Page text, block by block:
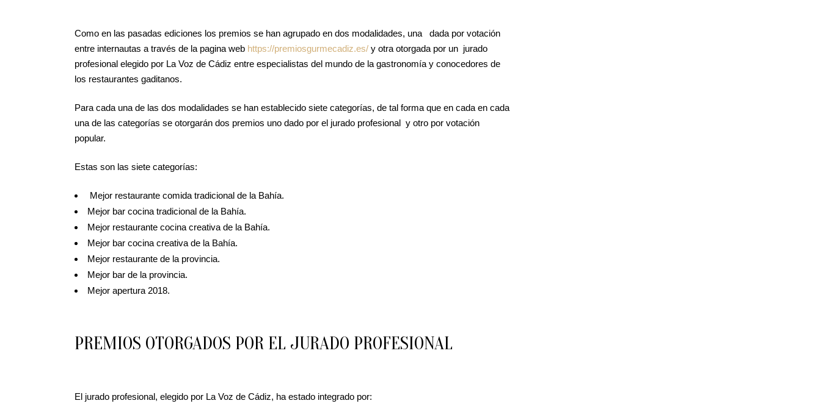
Como en las pasadas ediciones los premios se han agrupado en dos modalidades, una dada por votación
entre internautas a través de la pagina web https://premiosgurmecadiz.es/ y otra otorgada por un jurado
profesional elegido por La Voz de Cádiz entre especialistas del mundo de la gastronomía y conocedores de
los restaurantes gaditanos.
Para cada una de las dos modalidades se han establecido siete categorías, de tal forma que en cada en cada
una de las categorías se otorgarán dos premios uno dado por el jurado profesional y otro por votación
popular.
Estas son las siete categorías:
Mejor restaurante comida tradicional de la Bahía.
Mejor bar cocina tradicional de la Bahía.
Mejor restaurante cocina creativa de la Bahía.
Mejor bar cocina creativa de la Bahía.
Mejor restaurante de la provincia.
Mejor bar de la provincia.
Mejor apertura 2018.
PREMIOS OTORGADOS POR EL JURADO PROFESIONAL
El jurado profesional, elegido por La Voz de Cádiz, ha estado integrado por: